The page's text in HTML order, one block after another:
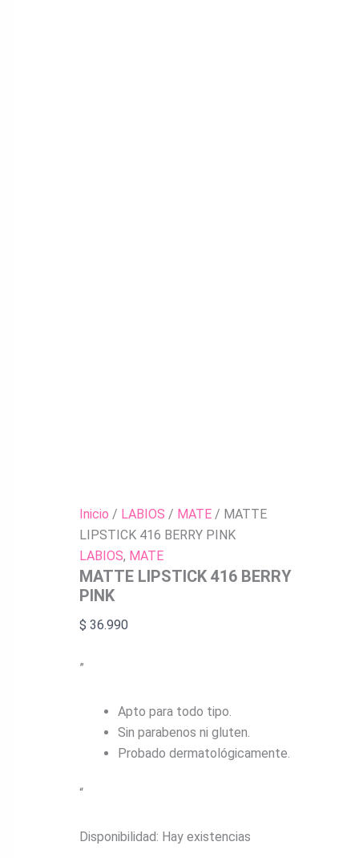
Inicio / LABIOS / MATE/ MATTE
LIPSTICK 416 BERRY PINK
LABIOS, MATE
MATTE LIPSTICK 416 BERRY
PINK
$ 36.990
”
Apto para todo tipo.
Sin parabenos ni gluten.
Probado dermatológicamente.
“
Disponibilidad: Hay existencias